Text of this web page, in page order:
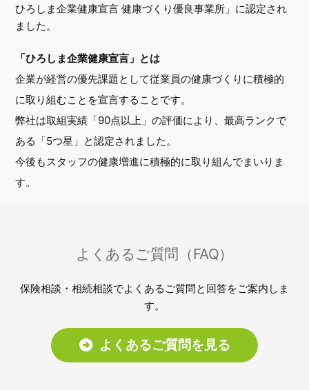
ひろしま企業健康宣言 健康づくり優良事業所」に認定され
ました。
「ひろしま企業健康宣言」とは
企業が経営の優先課題として従業員の健康づくりに積極的
に取り組むことを宣言することです。
弊社は取組実績「90点以上」の評価により、最高ランクで
ある「5つ星」と認定されました。
今後もスタッフの健康増進に積極的に取り組んでまいりま
す。
よくあるご質問（FAQ）
保険相談・相続相談でよくあるご質問と回答をご案内しま
す。
よくあるご質問を見る